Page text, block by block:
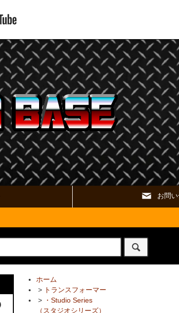
お問
ホーム
> トランスフォーマー
>
・Studio Series
（スタジオシリーズ）